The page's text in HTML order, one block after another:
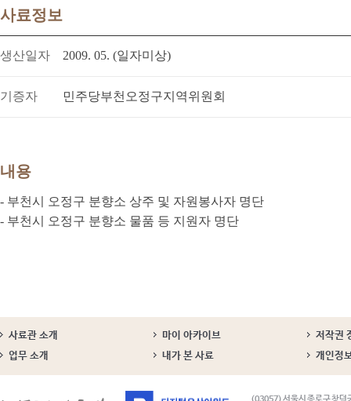
사료정보
생산일자 2009. 05. (일자미상)
기증자 민주당부천오정구지역위원회
내용
- 부천시 오정구 분향소 상주 및 자원봉사자 명단
- 부천시 오정구 분향소 물품 등 지원자 명단
사료관 소개 마이 아카이브
저작권
업무 소개
내가 본 사료 개인정
(03057) 서울시 종로구 창덕